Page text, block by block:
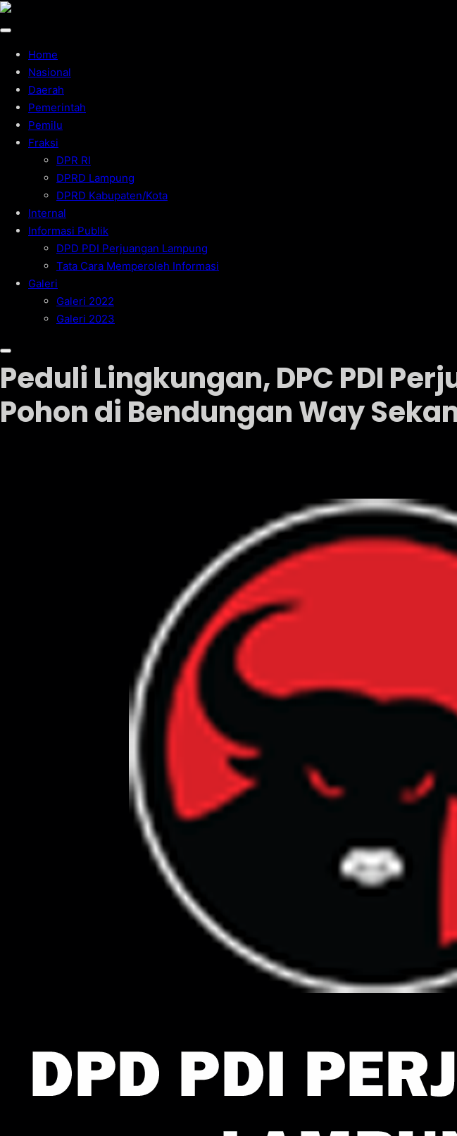
Home
Nasional
Daerah
Pemerintah
Pemilu
Fraksi
DPR RI
DPRD Lampung
DPRD Kabupaten/Kota
Internal
Informasi Publik
DPD PDI Perjuangan Lampung
Tata Cara Memperoleh Informasi
Galeri
Galeri 2022
Galeri 2023
Peduli Lingkungan, DPC PDI
Pohon di Bendungan Way